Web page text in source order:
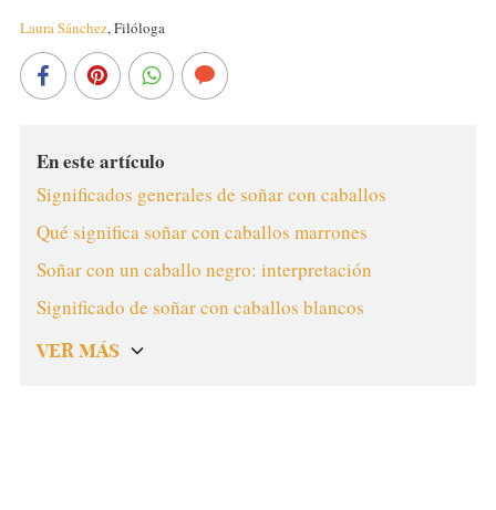
Laura Sánchez,Filóloga
En este artículo
Significados generales de soñar con caballos
Qué significa soñar con caballos marrones
Soñar con un caballo negro: interpretación
Significado de soñar con caballos blancos